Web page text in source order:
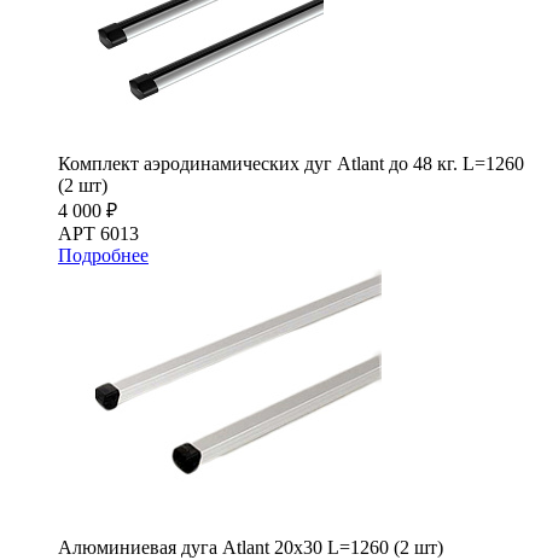
Комплект аэродинамических дуг Atlant до 48 кг. L=1260
(2 шт)
4 000 ₽
АРТ 6013
Подробнее
Алюминиевая дуга Atlant 20х30 L=1260 (2 шт)